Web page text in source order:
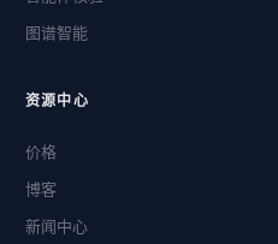
图谱智能
资源中心
价格
博客
新闻中心